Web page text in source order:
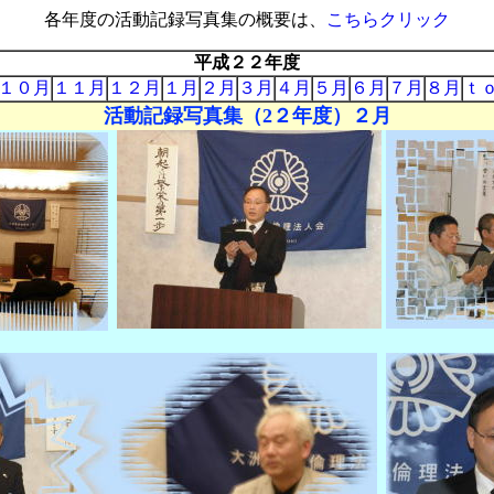
各年度の活動記録写真集の概要は、 こちらクリック
平成２２年度
０月 １１月 １２月 １月 ２月 ３月 ４月 ５月 ６月 ７月 ８月 ｔ
活動記録写真集（2２年度）２月